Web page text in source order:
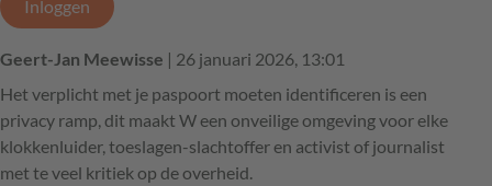
Inloggen
Geert-Jan Meewisse | 26 januari 2026, 13:01
Het verplicht met je paspoort moeten identificeren is een
privacy ramp, dit maakt W een onveilige omgeving voor elke
klokkenluider, toeslagen-slachtoffer en activist of journalist
met te veel kritiek op de overheid.